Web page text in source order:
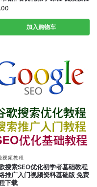
加入购物车
视频教程
搜索SEO优化初学者基础教程
推广入门视频资料基础版 免费
下载